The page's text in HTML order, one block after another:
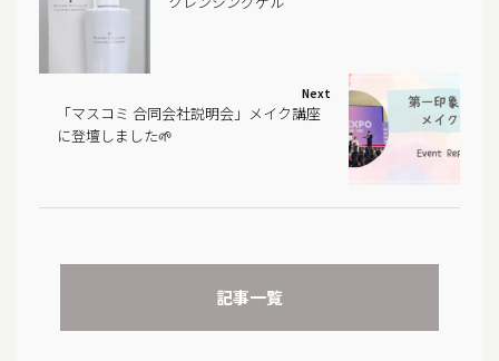
Next
「マスコミ 合同会社説明会」メイク講座
に登壇しました🌱
記事一覧